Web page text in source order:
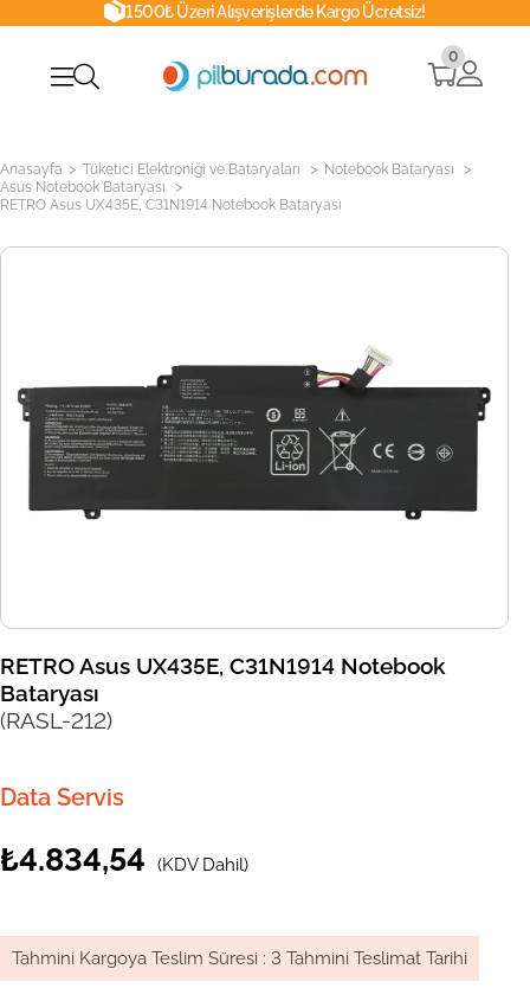
1500₺ Üzeri Alışverişlerde Kargo Ücretsiz!
0
Anasayfa > Tüketici Elektroniği ve Bataryaları > Notebook Bataryası >
Asus Notebook Bataryası >
RETRO Asus UX435E, C31N1914 Notebook Bataryası
RETRO Asus UX435E, C31N1914 Notebook
Bataryası
(RASL-212)
Data Servis
₺4.834,54 (KDV Dahil)
Tahmini Kargoya Teslim Süresi : 3 Tahmini Teslimat Tarihi